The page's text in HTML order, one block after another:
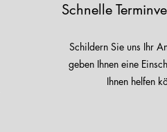
Schnelle
Schildern Sie uns Ihr
geben Ihnen eine
Ihnen helfen